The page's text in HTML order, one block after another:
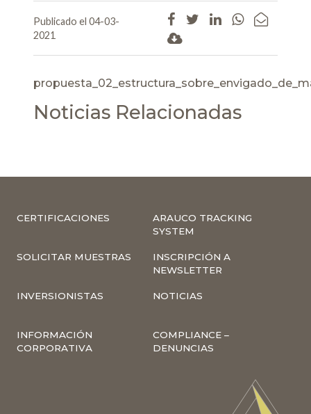
Publicado el 04-03-
2021
Noticias Relacionadas
CERTIFICACIONES
ARAUCO TRACKING
SYSTEM
SOLICITAR MUESTRAS
INSCRIPCIÓN A
NEWSLETTER
INVERSIONISTAS NOTICIAS
INFORMACIÓN
CORPORATIVA
COMPLIANCE –
DENUNCIAS